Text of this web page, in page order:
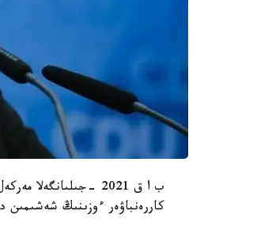
ب ا ق 2021 -
كاررەنباۋەر ءوزىنىڭ شەشىمىن